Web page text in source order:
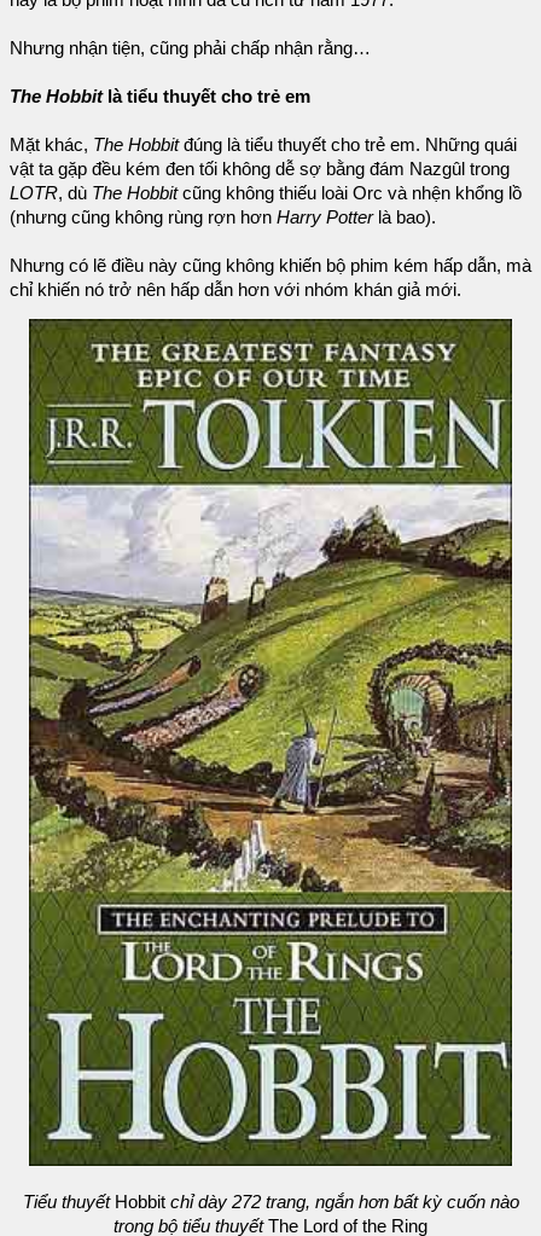
Nhưng nhận tiện, cũng phải chấp nhận rằng…
The Hobbit là tiểu thuyết cho trẻ em
Mặt khác, The Hobbitđúng là tiểu thuyết cho trẻ em. Những quái
vật ta gặp đều kém đen tối không dễ sợ bằng đám Nazgûl trong
LOTR, dù The Hobbitcũng không thiếu loài Orc và nhện khổng lồ
(nhưng cũng không rùng rợn hơn Harry Potter là bao).
Nhưng có lẽ điều này cũng không khiến bộ phim kém hấp dẫn, mà
chỉ khiến nó trở nên hấp dẫn hơn với nhóm khán giả mới.
Tiểu thuyết Hobbit chỉ dày 272 trang, ngắn hơn bất kỳ cuốn nào
trong bộ tiểu thuyếtThe Lord of the Ring